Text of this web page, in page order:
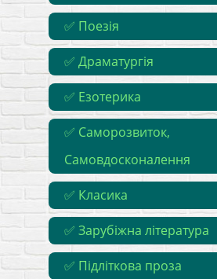
✅ Поезія
✅ Драматургія
✅ Езотерика
✅ Саморозвиток,
Самовдосконалення
✅ Класика
✅ Зарубіжна література
✅ Підліткова проза